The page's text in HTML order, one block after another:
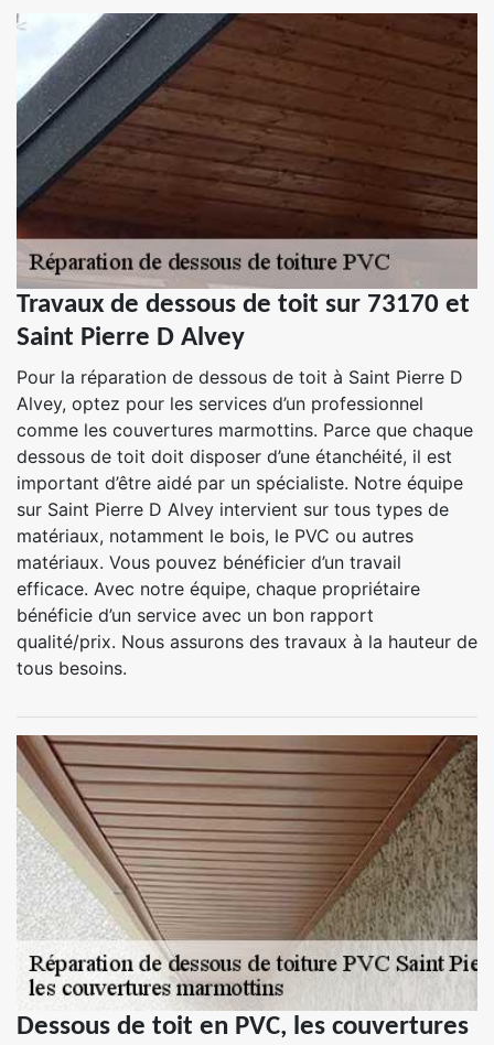
Travaux de dessous de toit sur 73170 et
Saint Pierre D Alvey
Pour la réparation de dessous de toit à Saint Pierre D
Alvey, optez pour les services d’un professionnel
comme les couvertures marmottins. Parce que chaque
dessous de toit doit disposer d’une étanchéité, il est
important d’être aidé par un spécialiste. Notre équipe
sur Saint Pierre D Alvey intervient sur tous types de
matériaux, notamment le bois, le PVC ou autres
matériaux. Vous pouvez bénéficier d’un travail
efficace. Avec notre équipe, chaque propriétaire
bénéficie d’un service avec un bon rapport
qualité/prix. Nous assurons des travaux à la hauteur de
tous besoins.
Dessous de toit en PVC, les couvertures